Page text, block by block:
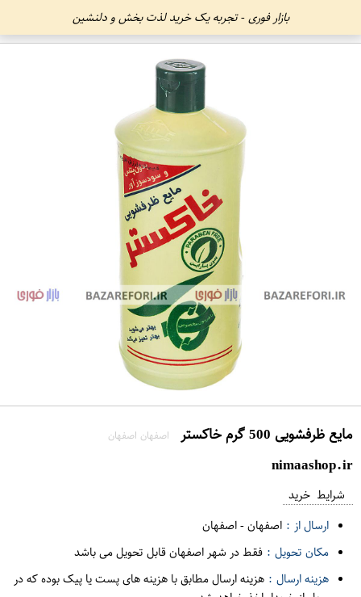
بازار فوری - تجربه یک خرید لذت بخش و دلنشین
مایع ظرفشویی 500 گرم خاکستر اصفهان اصفهان
nimaashop.ir
شرایط خرید
ارسال از : اصفهان-اصفهان
مکان تحویل : فقط در شهر اصفهان قابل تحویل می باشد
هزینه ارسال : هزینه ارسال مطابق با هزینه های پست یا پیک بوده که در